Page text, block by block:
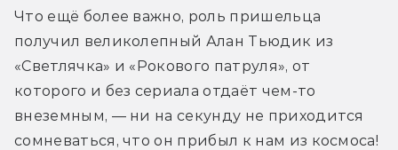
Что ещё более важно, роль пришельца
получил великолепный Алан Тьюдик из
«Светлячка» и «Рокового патруля», от
которого и без сериала отдаёт чем-то
внеземным, — ни на секунду не приходится